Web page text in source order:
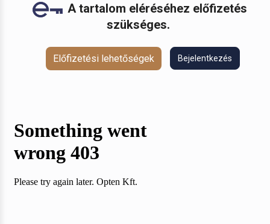
A tartalom eléréséhez előfizetés
szükséges.
Előfizetési lehetőségek Bejelentkezés